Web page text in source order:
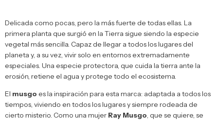
Delicada como pocas, pero la más fuerte de todas ellas. La
primera planta que surgió en la Tierra sigue siendo la especie
vegetal más sencilla. Capaz de llegar a todos los lugares del
planeta y, a su vez, vivir solo en entornos extremadamente
especiales. Una especie protectora, que cuida la tierra ante la
erosión, retiene el agua y protege todo el ecosistema.
El musgo es la inspiración para esta marca: adaptada a todos los
tiempos, viviendo en todos los lugares y siempre rodeada de
cierto misterio. Como una mujer Ray Musgo, que se quiere, se